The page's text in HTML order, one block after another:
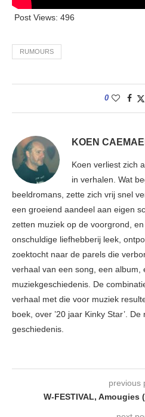
Post Views: 496
RUMOURS
0
KOEN
Koen verliest zich
in verhalen. Wat
beeldromans, zette zich vrij snel
een groeiend aandeel aan eigen
zetten muziek op de voorgrond,
onschuldige liefhebberij leek,
zoektocht naar de parels die
verhaal van een song, een album,
muziekgeschiedenis. De
verhaal met die voor muziek
boek, over ’20 jaar Kinky Star’.
geschiedenis.
previous
W-FESTIVAL, Amougies